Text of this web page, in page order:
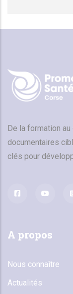
De la formation
documentaires
clés pour
A propos
Nous connaître
Actualités